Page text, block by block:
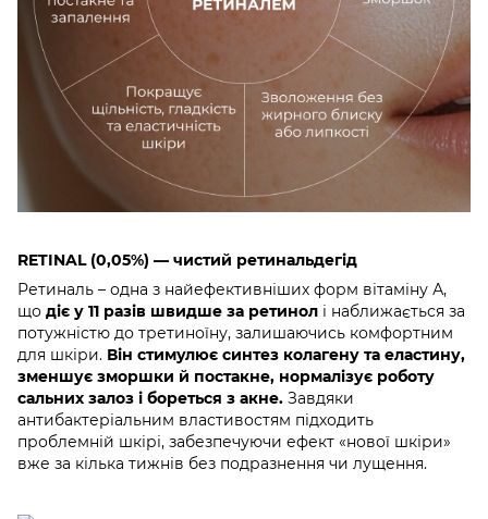
RETINAL (0,05%) — чистий ретинальдегід
Ретиналь – одна з найефективніших форм вітаміну А,
що діє у 11 разів швидше за ретинол і наближається за
потужністю до третиноїну, залишаючись комфортним
для шкіри. Він стимулює синтез колагену та еластину,
зменшує зморшки й постакне, нормалізує роботу
сальних залоз і бореться з акне. Завдяки
антибактеріальним властивостям підходить
проблемній шкірі, забезпечуючи ефект «нової шкіри»
вже за кілька тижнів без подразнення чи лущення.